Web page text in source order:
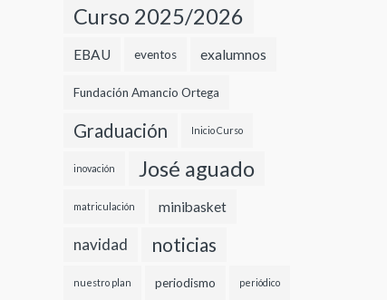
Curso 2025/2026
EBAU eventos exalumnos
Fundación Amancio Ortega
Graduación Inicio Curso
inovación José aguado
matriculación minibasket
navidad noticias
nuestro plan periodismo periódico